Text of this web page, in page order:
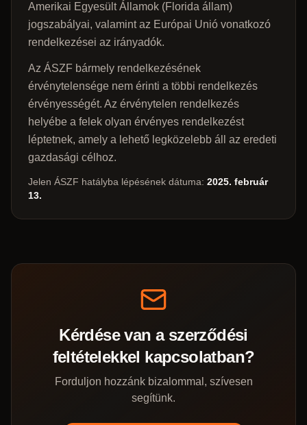
Amerikai Egyesült Államok (Florida állam)
jogszabályai, valamint az Európai Unió vonatkozó
rendelkezései az irányadók.
Az ÁSZF bármely rendelkezésének
érvénytelensége nem érinti a többi rendelkezés
érvényességét. Az érvénytelen rendelkezés
helyébe a felek olyan érvényes rendelkezést
léptetnek, amely a lehető legközelebb áll az eredeti
gazdasági célhoz.
Jelen ÁSZF hatályba lépésének dátuma: 2025. február
13.
Kérdése van a szerződési
feltételekkel kapcsolatban?
Forduljon hozzánk bizalommal, szívesen
segítünk.